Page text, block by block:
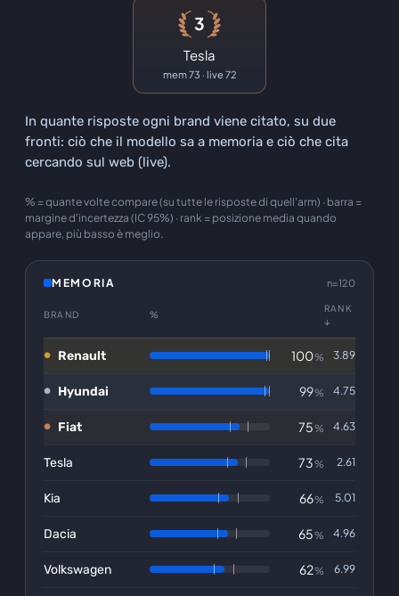
3
Tesla
mem73 · live 72
In quante risposte ogni brand viene citato, su due
fronti: ciò che il modello sa a memoria e ciò che cita
cercando sul web (live).
% = quante volte compare (su tutte le risposte di quell'arm) · barra =
margine d'incertezza (IC 95%) · rank = posizione media quando
appare, più basso è meglio.
MEMORIA n=120
BRAND %
RANK
↓
Renault 100% 3.89
Hyundai 99% 4.75
Fiat 75% 4.63
Tesla 73% 2.61
Kia 66% 5.01
Dacia 65% 4.96
Volkswagen 62% 6.99